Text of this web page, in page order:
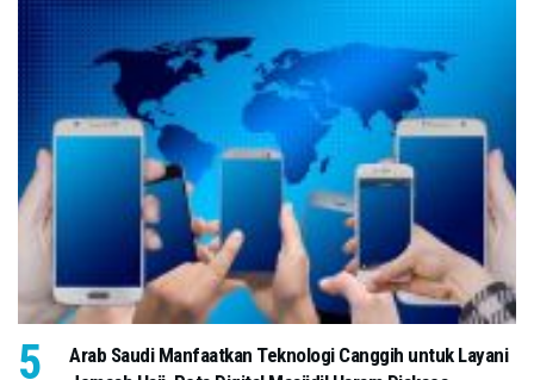
Arab Saudi Manfaatkan Teknologi Canggih untuk Layani